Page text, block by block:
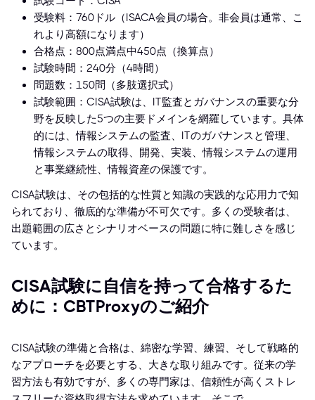
受験料：760ドル（ISACA会員の場合。非会員は通常、こ
れより高額になります）
合格点：800点満点中450点（換算点）
試験時間：240分（4時間）
問題数：150問（多肢選択式）
試験範囲：CISA試験は、IT監査とガバナンスの重要な分
野を反映した5つの主要ドメインを網羅しています。具体
的には、情報システムの監査、ITのガバナンスと管理、
情報システムの取得、開発、実装、情報システムの運用
と事業継続性、情報資産の保護です。
CISA試験は、その包括的な性質と知識の実践的な応用力で知
られており、徹底的な準備が不可欠です。多くの受験者は、
出題範囲の広さとシナリオベースの問題に特に難しさを感じ
ています。
CISA試験に自信を持って合格するた
めに：CBTProxyのご紹介
CISA試験の準備と合格は、綿密な学習、練習、そして戦略的
なアプローチを必要とする、大きな取り組みです。従来の学
習方法も有効ですが、多くの専門家は、信頼性が高くストレ